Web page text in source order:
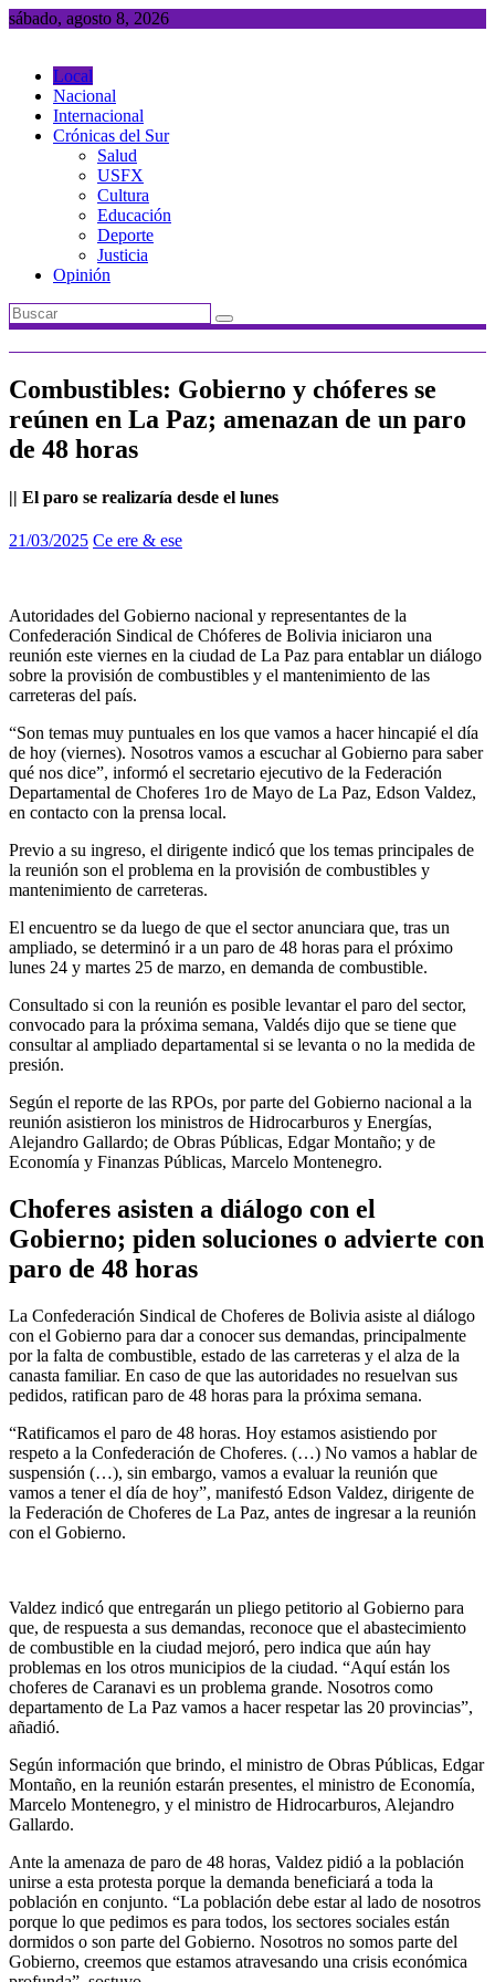
Saltar
sábado, agosto 8, 2026
Local
Nacional
Internacional
Crónicas del Sur
Salud
USFX
Cultura
Educación
Deporte
Justicia
Opinión
Combustibles: Gobierno y chóferes se
reúnen en La Paz; amenazan de un paro
de 48 horas
|| El paro se realizaría desde el lunes
21/03/2025 Ce ere & ese
Autoridades del Gobierno nacional y representantes de la
Confederación Sindical de Chóferes de Bolivia iniciaron una
reunión este viernes en la ciudad de La Paz para entablar un diálogo
sobre la provisión de combustibles y el mantenimiento de las
carreteras del país.
“Son temas muy puntuales en los que vamos a hacer hincapié el día
de hoy (viernes). Nosotros vamos a escuchar al Gobierno para saber
qué nos dice”, informó el secretario ejecutivo de la Federación
Departamental de Choferes 1ro de Mayo de La Paz, Edson Valdez,
en contacto con la prensa local.
Previo a su ingreso, el dirigente indicó que los temas principales de
la reunión son el problema en la provisión de combustibles y
mantenimiento de carreteras.
El encuentro se da luego de que el sector anunciara que, tras un
ampliado, se determinó ir a un paro de 48 horas para el próximo
lunes 24 y martes 25 de marzo, en demanda de combustible.
Consultado si con la reunión es posible levantar el paro del sector,
convocado para la próxima semana, Valdés dijo que se tiene que
consultar al ampliado departamental si se levanta o no la medida de
presión.
Según el reporte de las RPOs, por parte del Gobierno nacional a la
reunión asistieron los ministros de Hidrocarburos y Energías,
Alejandro Gallardo; de Obras Públicas, Edgar Montaño; y de
Economía y Finanzas Públicas, Marcelo Montenegro.
Choferes asisten a diálogo con el
Gobierno; piden soluciones o advierte con
paro de 48 horas
La Confederación Sindical de Choferes de Bolivia asiste al diálogo
con el Gobierno para dar a conocer sus demandas, principalmente
por la falta de combustible, estado de las carreteras y el alza de la
canasta familiar. En caso de que las autoridades no resuelvan sus
pedidos, ratifican paro de 48 horas para la próxima semana.
“Ratificamos el paro de 48 horas. Hoy estamos asistiendo por
respeto a la Confederación de Choferes. (…) No vamos a hablar de
suspensión (…), sin embargo, vamos a evaluar la reunión que
vamos a tener el día de hoy”, manifestó Edson Valdez, dirigente de
la Federación de Choferes de La Paz, antes de ingresar a la reunión
con el Gobierno.
Valdez indicó que entregarán un pliego petitorio al Gobierno para
que, de respuesta a sus demandas, reconoce que el abastecimiento
de combustible en la ciudad mejoró, pero indica que aún hay
problemas en los otros municipios de la ciudad. “Aquí están los
choferes de Caranavi es un problema grande. Nosotros como
departamento de La Paz vamos a hacer respetar las 20 provincias”,
añadió.
Según información que brindo, el ministro de Obras Públicas, Edgar
Montaño, en la reunión estarán presentes, el ministro de Economía,
Marcelo Montenegro, y el ministro de Hidrocarburos, Alejandro
Gallardo.
Ante la amenaza de paro de 48 horas, Valdez pidió a la población
unirse a esta protesta porque la demanda beneficiará a toda la
población en conjunto. “La población debe estar al lado de nosotros
porque lo que pedimos es para todos, los sectores sociales están
dormidos o son parte del Gobierno. Nosotros no somos parte del
Gobierno, creemos que estamos atravesando una crisis económica